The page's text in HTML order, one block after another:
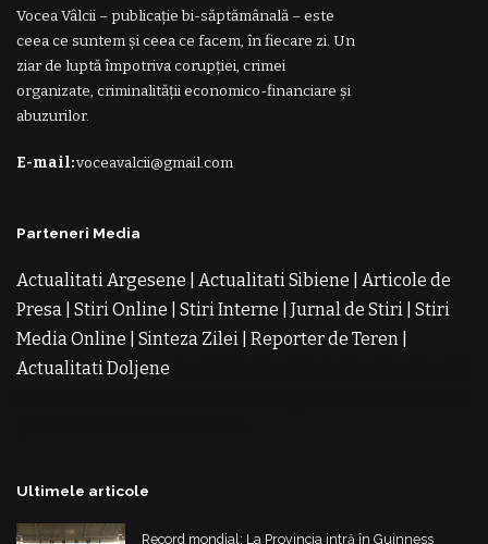
Vocea Vâlcii – publicație bi-săptămânală – este
ceea ce suntem și ceea ce facem, în fiecare zi. Un
ziar de luptă împotriva corupției, crimei
organizate, criminalității economico-financiare și
abuzurilor.
E-mail:voceavalcii@gmail.com
Parteneri Media
Actualitati Argesene Actualitati Sibiene
Articole de
Presa Stiri Online Stiri Interne Jurnal de Stiri Stiri
Media Online
Sinteza Zilei Reporter de Teren
Actualitati Doljene
Ultimele articole
Record mondial: La Provincia intră în Guinness